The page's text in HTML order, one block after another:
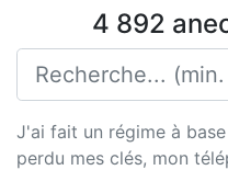
4 892
J'ai fait un régime à
perdu mes clés, mon